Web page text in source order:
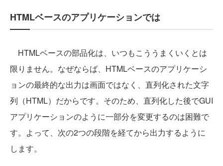
HTMLベースのアプリケーションでは
HTMLベースの部品化は、いつもこううまくいくとは
限りません。なぜならば、HTMLベースのアプリケーシ
ョンの最終的な出力は画面ではなく、直列化された文字
列（HTML）だからです。そのため、直列化した後でGUI
アプリケーションのように一部分を変更するのは困難で
す。よって、次の2つの段階を経てから出力するように
します。